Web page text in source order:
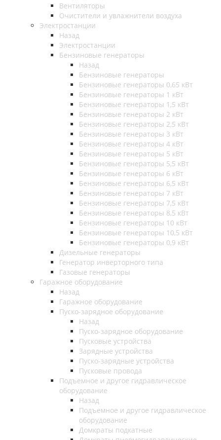
Вентиляторы
Очистители и увлажнители воздуха
Электростанции
Назад
Электростанции
Бензиновые генераторы
Назад
Бензиновые генераторы
Бензиновые генераторы 0,65 кВт
Бензиновые генераторы 1 кВт
Бензиновые генераторы 1,5 кВт
Бензиновые генераторы 2 кВт
Бензиновые генераторы 2,5 кВт
Бензиновые генераторы 3 кВт
Бензиновые генераторы 4 кВт
Бензиновые генераторы 5 кВт
Бензиновые генераторы 5,5 кВт
Бензиновые генераторы 6 кВт
Бензиновые генераторы 6,5 кВт
Бензиновые генераторы 7 кВт
Бензиновые генераторы 7,5 кВт
Бензиновые генераторы 8,5 кВт
Бензиновые генераторы 10 кВт
Бензиновые генераторы 10,5 кВт
Бензиновые генераторы 0,9 кВт
Дизельные генераторы
Генератор инверторного типа
Газовые генераторы
Гаражное оборудование
Назад
Гаражное оборудование
Пуско-зарядное оборудование
Назад
Пуско-зарядное оборудование
Пусковые устройства
Зарядные устройства
Пуско-зарядные устройства
Пусковые провода
Подъемное и другое гидравлическое
оборудование
Назад
Подъемное и другое гидравлическое
оборудование
Домкраты подкатные